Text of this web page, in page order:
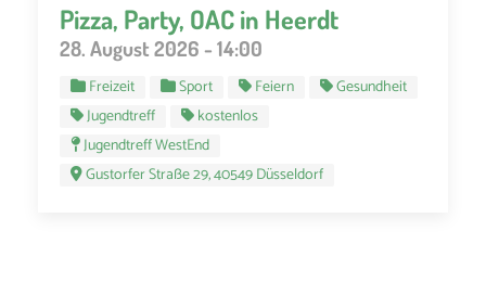
Pizza, Party, OAC in Heerdt
28. August 2026 - 14:00
Freizeit Sport Feiern
Gesundheit
Jugendtreff
kostenlos
Jugendtreff WestEnd
Gustorfer Straße 29, 40549 Düsseldorf